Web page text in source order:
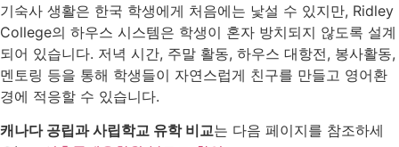
기숙사 생활은 한국 학생에게 처음에는 낯설 수 있지만, Ridley
College의 하우스 시스템은 학생이 혼자 방치되지 않도록 설계
되어 있습니다. 저녁 시간, 주말 활동, 하우스 대항전, 봉사활동,
멘토링 등을 통해 학생들이 자연스럽게 친구를 만들고 영어환
경에 적응할 수 있습니다.
캐나다 공립과 사립학교 유학 비교는 다음 페이지를 참조하세